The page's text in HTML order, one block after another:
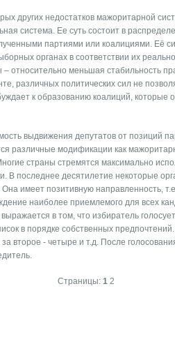
других недостатков мажоритарной
система. Ее суть состоит в
партиями или коалициями. Её
органах в соответствии их
относительно меньшая стабильность
различных политических сил не
к образованию коалиций, которые
выдвижения депутатов от позиций
различные модификации как
страны стремятся максимально
В последнее десятилетие некоторые
имеет позитивную направленность,
наиболее приемлемого для всех
в том, что избиратель
в порядке собственных
второе - четыре и т.д. После
Страницы: 1 2